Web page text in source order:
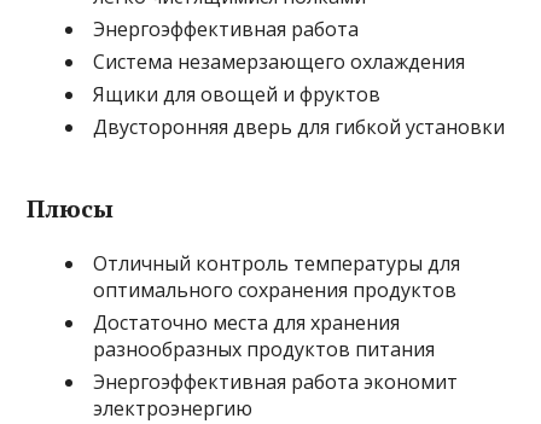
Энергоэффективная работа
Система незамерзающего охлаждения
Ящики для овощей и фруктов
Двусторонняя дверь для гибкой установки
Плюсы
Отличный контроль температуры для
оптимального сохранения продуктов
Достаточно места для хранения
разнообразных продуктов питания
Энергоэффективная работа экономит
электроэнергию